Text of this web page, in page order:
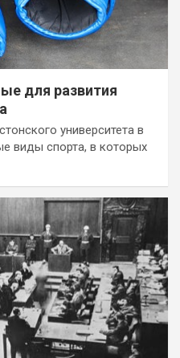
для развития
университета в
виды спорта, в которых